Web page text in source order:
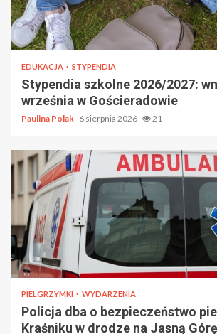
EDUKACJA STYPENDIA
Stypendia szkolne 2026/2027:
września w Gościeradowie
Paulina Polak 6 sierpnia 2026 21
PIELGRZYMKI WYDARZENIA
Policja dba o bezpieczeństwo
Kraśniku w drodze na Jasną Górę